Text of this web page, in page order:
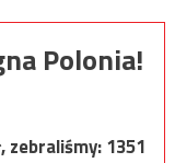
Polonia!
zebraliśmy:1351